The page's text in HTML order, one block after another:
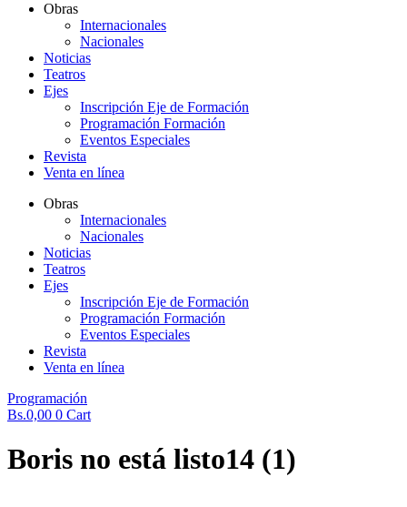
Obras
Internacionales
Nacionales
Noticias
Teatros
Ejes
Inscripción Eje de Formación
Programación Formación
Eventos Especiales
Revista
Venta en línea
Obras
Internacionales
Nacionales
Noticias
Teatros
Ejes
Inscripción Eje de Formación
Programación Formación
Eventos Especiales
Revista
Venta en línea
Programación
Bs.0,00 0 Cart
Boris no está listo14 (1)